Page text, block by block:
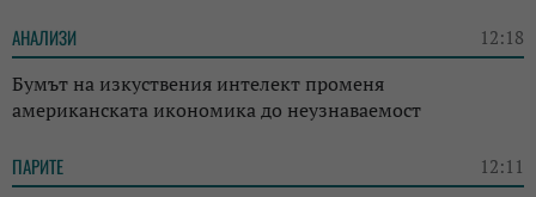
АНАЛИЗИ 12:18
Бумът на изкуствения интелект променя
американската икономика до неузнаваемост
ПАРИТЕ 12:11